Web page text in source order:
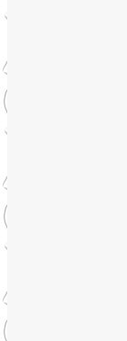
отвечает за
жировыми
лептин сообщает
организме
позволить себе
требующую
назвать